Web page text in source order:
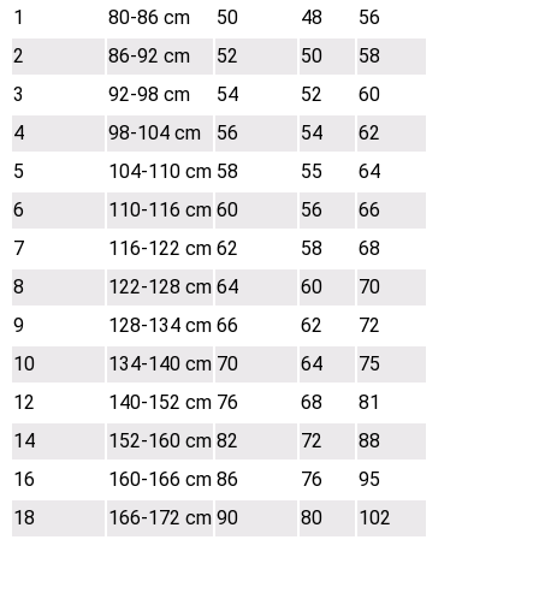
1
80-86 cm 50 48
56
2
86-92 cm 52 50
58
3
92-98 cm 54 52
60
4
98-104 cm 56 54
62
5
104-110 cm 58 55
64
6
110-116 cm 60 56
66
7
116-122 cm 62 58
68
8
122-128 cm 64 60
70
9
128-134 cm 66 62
72
10
134-140 cm 70 64
75
12
140-152 cm 76 68
81
14
152-160 cm 82 72
88
16
160-166 cm 86 76
95
18
166-172 cm 90 80 102